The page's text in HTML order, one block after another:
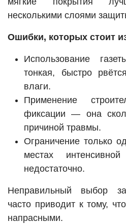
несколькими слоями
Ошибки, которых стоит
Использование
тонкая, быстро
влаги.
Применение
фиксации — она
причиной травмы.
Ограничение только
местах
недостаточно.
Неправильный выбор
часто приводит к тому,
напрасными.